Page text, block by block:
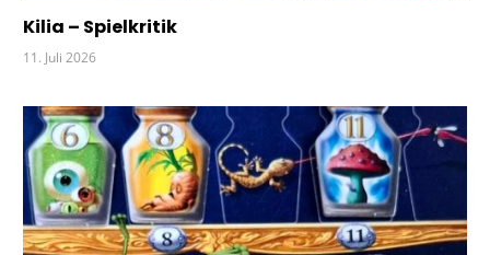
Kilia – Spielkritik
11. Juli 2026